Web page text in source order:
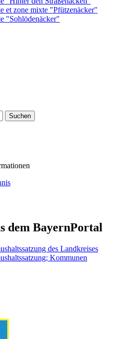
et zone mixte "Pfützenäcker"
"Sohlödenäcker"
Suchen
dem BayernPortal
des Landkreises
Kommunen